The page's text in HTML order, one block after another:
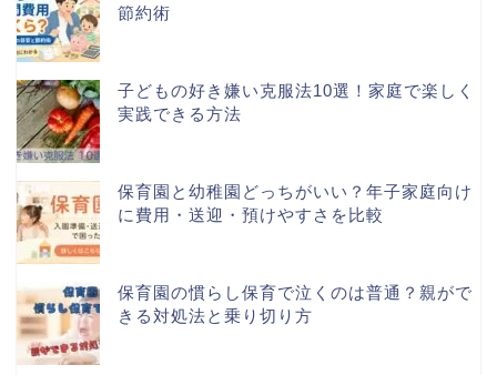
節約術
子どもの好き嫌い克服法10選！家庭で楽しく
実践できる方法
保育園と幼稚園どっちがいい？年子家庭向け
に費用・送迎・預けやすさを比較
保育園の慣らし保育で泣くのは普通？親がで
きる対処法と乗り切り方